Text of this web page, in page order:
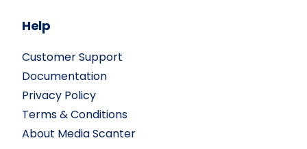
Help
Customer Support
Documentation
Privacy Policy
Terms & Conditions
About Media Scanter